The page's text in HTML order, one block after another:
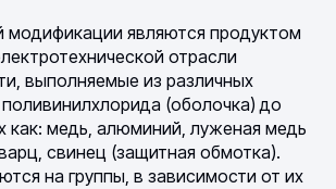
модификации являются продуктом
отрасли
выполняемые из различных
(оболочка) до
как: медь, алюминий, луженая медь
свинец (защитная обмотка).
на группы, в зависимости от их